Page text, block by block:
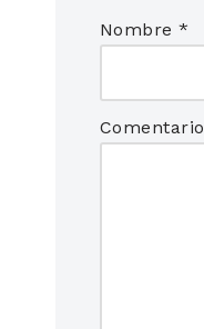
Nombre *
Comentario